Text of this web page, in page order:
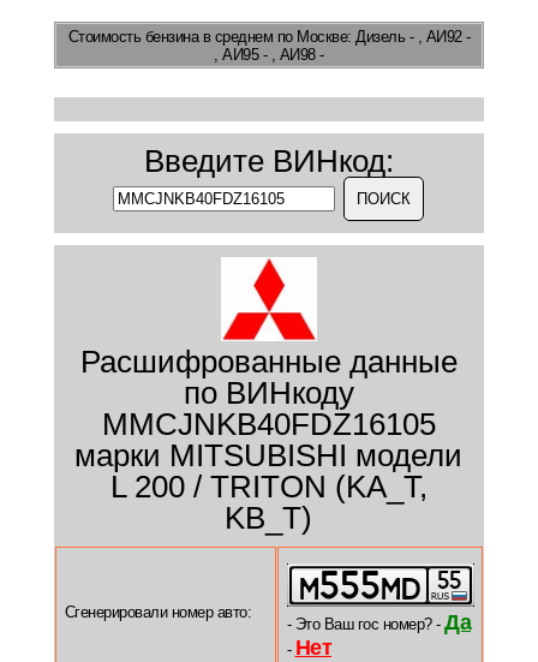
Стоимость бензинав среднем по Москве: Дизель - , АИ92 -
, АИ95 - , АИ98 -
Введите ВИНкод:
Расшифрованные данные
по ВИНкоду
MMCJNKB40FDZ16105
марки MITSUBISHI модели
L 200 / TRITON (KA_T,
KB_T)
Сгенерировали номер авто:
- Это Ваш гос номер? - Да
- Нет